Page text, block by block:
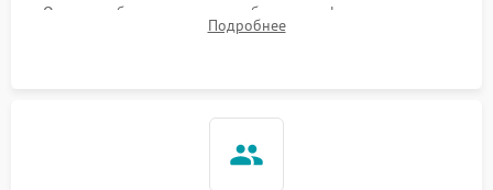
Оценка работы помпы, термоблока и кофемолки на слух.
Измерение температуры и давления воды для выявления
Подробнее